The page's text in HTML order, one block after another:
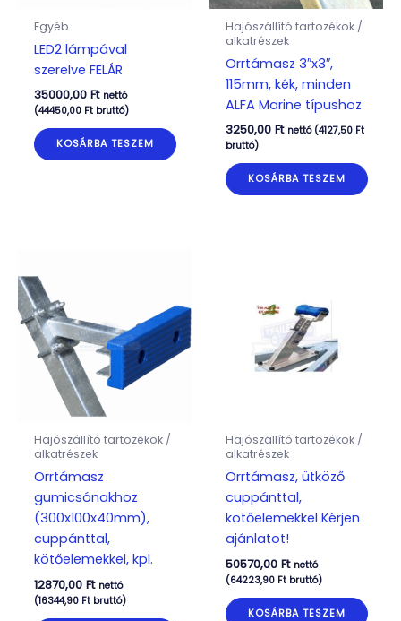
Egyéb
LED2 lámpával
szerelve FELÁR
35000,00 Ft nettó
(44450,00 Ftbruttó)
KOSÁRBA TESZEM
Hajószállító tartozékok /
alkatrészek
Orrtámasz 3″x3″,
115mm, kék, minden
ALFA Marine típushoz
3250,00 Ft nettó (4127,50 Ft
bruttó)
KOSÁRBA TESZEM
Hajószállító tartozékok /
alkatrészek
Orrtámasz
gumicsónakhoz
(300x100x40mm),
cuppánttal,
kötőelemekkel, kpl.
12870,00 Ft nettó
(16344,90 Ftbruttó)
Hajószállító tartozékok /
alkatrészek
Orrtámasz, ütköző
cuppánttal,
kötőelemekkel Kérjen
ajánlatot!
50570,00 Ft nettó
(64223,90 Ftbruttó)
KOSÁRBA TESZEM